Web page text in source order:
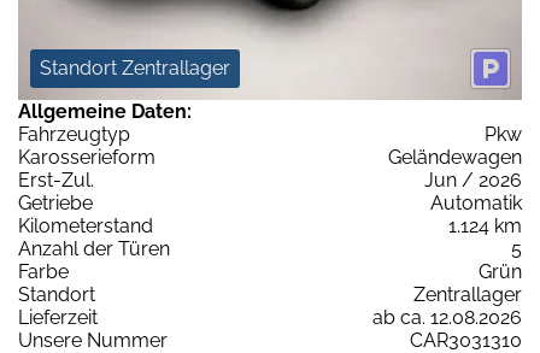
Standort Zentrallager
Allgemeine Daten:
Fahrzeugtyp
Pkw
Karosserieform
Geländewagen
Erst-Zul.
Jun / 2026
Getriebe
Automatik
Kilometerstand
1.124 km
Anzahl der Türen
5
Farbe
Grün
Standort
Zentrallager
Lieferzeit
ab ca. 12.08.2026
Unsere Nummer
CAR3031310